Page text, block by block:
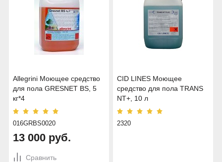
Allegrini Моющее средство
для пола GRESNET BS, 5
кг*4
016GRBS0020
13 000 руб.
Сравнить
CID LINES Моющее
средство для пола TRANS
NT+, 10 л
2320